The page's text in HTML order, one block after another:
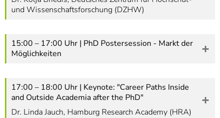
und Wissenschaftsforschung (DZHW)
15:00 – 17:00 Uhr | PhD Postersession - Markt der
Möglichkeiten
17:00 – 18:00 Uhr | Keynote: "Career Paths Inside
and Outside Academia after the PhD"
Dr. Linda Jauch, Hamburg Research Academy (HRA)